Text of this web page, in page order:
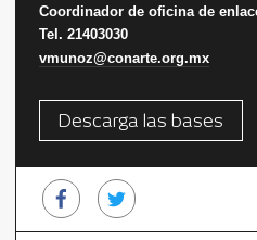
Coordinador de oficina de
Tel. 21403030
vmunoz@conarte.org.mx
Descarga las bases